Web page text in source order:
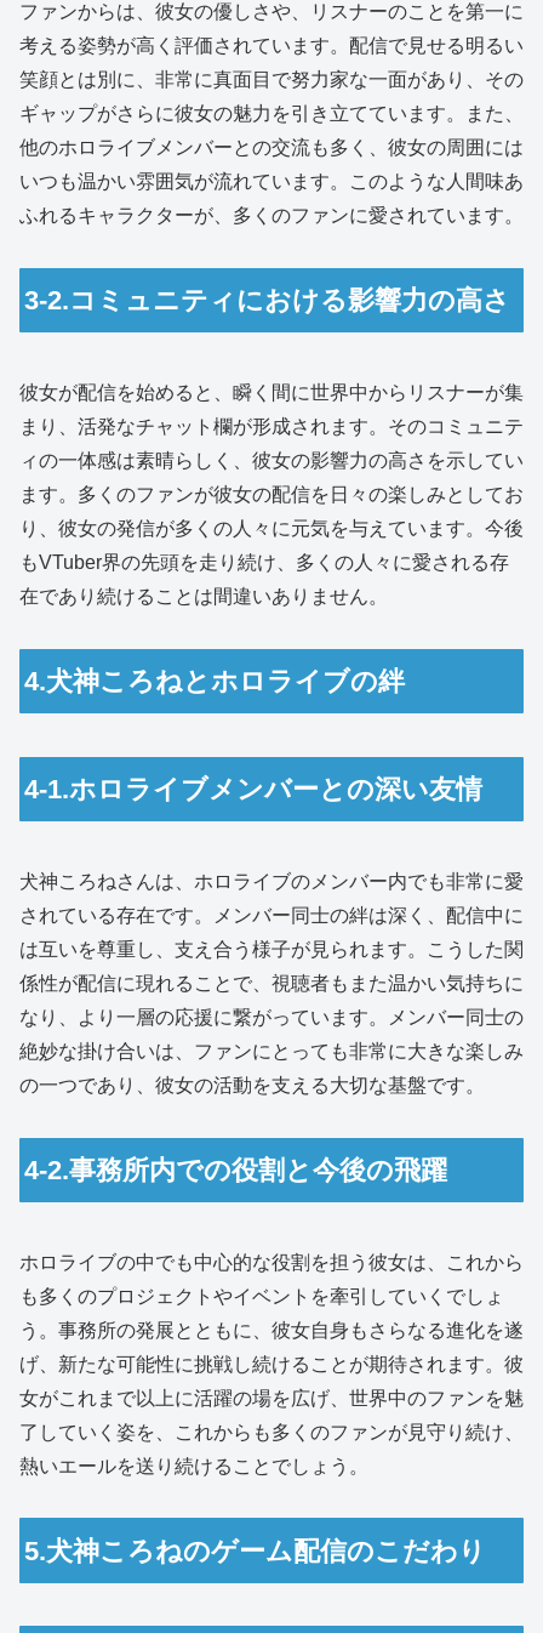
ファンからは、彼女の優しさや、リスナーのことを第一に
考える姿勢が高く評価されています。配信で見せる明るい
笑顔とは別に、非常に真面目で努力家な一面があり、その
ギャップがさらに彼女の魅力を引き立てています。また、
他のホロライブメンバーとの交流も多く、彼女の周囲には
いつも温かい雰囲気が流れています。このような人間味あ
ふれるキャラクターが、多くのファンに愛されています。
3-2.コミュニティにおける影響力の高さ
彼女が配信を始めると、瞬く間に世界中からリスナーが集
まり、活発なチャット欄が形成されます。そのコミュニテ
ィの一体感は素晴らしく、彼女の影響力の高さを示してい
ます。多くのファンが彼女の配信を日々の楽しみとしてお
り、彼女の発信が多くの人々に元気を与えています。今後
もVTuber界の先頭を走り続け、多くの人々に愛される存
在であり続けることは間違いありません。
4.犬神ころねとホロライブの絆
4-1.ホロライブメンバーとの深い友情
犬神ころねさんは、ホロライブのメンバー内でも非常に愛
されている存在です。メンバー同士の絆は深く、配信中に
は互いを尊重し、支え合う様子が見られます。こうした関
係性が配信に現れることで、視聴者もまた温かい気持ちに
なり、より一層の応援に繋がっています。メンバー同士の
絶妙な掛け合いは、ファンにとっても非常に大きな楽しみ
の一つであり、彼女の活動を支える大切な基盤です。
4-2.事務所内での役割と今後の飛躍
ホロライブの中でも中心的な役割を担う彼女は、これから
も多くのプロジェクトやイベントを牽引していくでしょ
う。事務所の発展とともに、彼女自身もさらなる進化を遂
げ、新たな可能性に挑戦し続けることが期待されます。彼
女がこれまで以上に活躍の場を広げ、世界中のファンを魅
了していく姿を、これからも多くのファンが見守り続け、
熱いエールを送り続けることでしょう。
5.犬神ころねのゲーム配信のこだわり